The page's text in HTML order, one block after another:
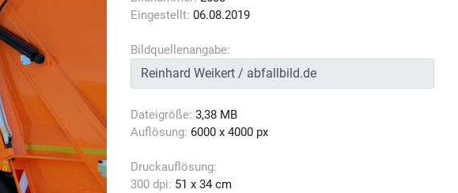
Eingestellt: 06.08.2019
Bildquellenangabe:
Dateigröße: 3,38 MB
Auflösung: 6000 x 4000 px
Druckauflösung:
300 dpi: 51 x 34 cm